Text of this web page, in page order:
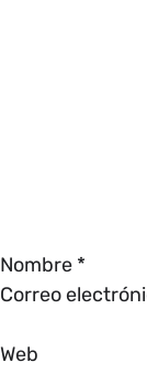
Nombre *
Correo
Web